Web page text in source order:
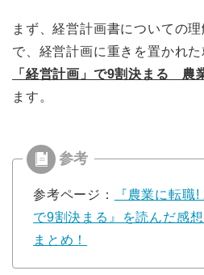
まず、経営計画書についての
で、経営計画に重きを置かれ
「経営計画」で9割決まる 農
ます。
参考ページ：
『農業に転職
で9割決まる』を読んだ感
まとめ！